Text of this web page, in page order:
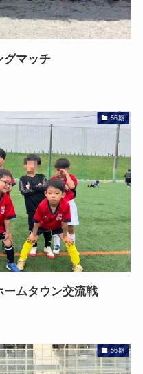
グマッチ
56期
ームタウン交流戦
56期